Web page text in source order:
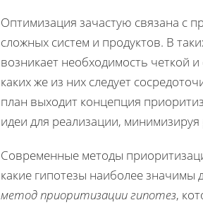
Оптимизация зачастую связана с
сложных систем и продуктов. В
возникает необходимость четкой
каких же из них следует
план выходит концепция
идеи для реализации,
Современные методы
какие гипотезы наиболее значимы
метод приоритизации гипотез,